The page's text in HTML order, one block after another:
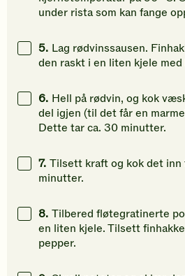
under rista som kan fange
5. Lag rødvinssausen.
den raskt i en liten kjele
6. Hell på rødvin, og kok
del igjen (til det får en
Dette tar ca. 30 minutter.
7. Tilsett kraft og kok det inn
minutter.
8. Tilbered fløtegratinerte
en liten kjele. Tilsett
pepper.